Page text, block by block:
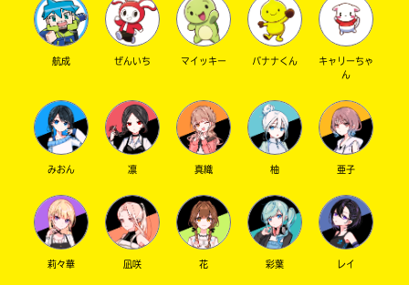
航成 ぜんいち マイッキー バナナくん
キャリーちゃ
ん
みおん 凛 真織 柚 亜子
莉々華 凪咲 花 彩葉 レイ